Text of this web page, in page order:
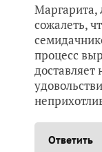
Маргарита,
сожалеть,
процесс
доставляет
Ответить